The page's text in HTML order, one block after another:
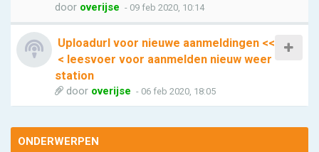
door overijse - 09 feb 2020, 10:14
Uploadurl voor nieuwe aanmeldingen <<
< leesvoer voor aanmelden nieuw weer
station
door overijse - 06 feb 2020, 18:05
ONDERWERPEN